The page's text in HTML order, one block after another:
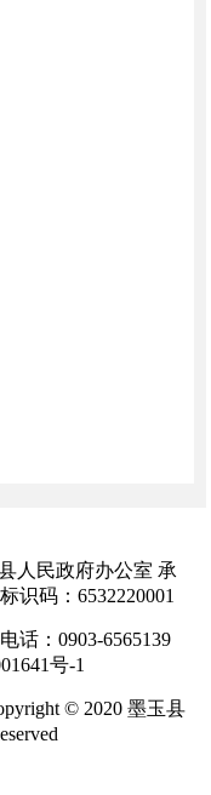
人民政府办公室 承
识码：6532220001
话：0903-6565139
号-1
© 2020 墨玉县